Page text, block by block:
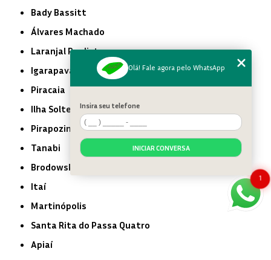
Bady Bassitt
Álvares Machado
Laranjal Paulista
Igarapava
Piracaia
Ilha Solteira
Pirapozinho
Tanabi
Brodowski
Itaí
Martinópolis
Santa Rita do Passa Quatro
Apiaí
1
Olá! Fale agora pelo WhatsApp
Insira seu telefone
INICIAR CONVERSA